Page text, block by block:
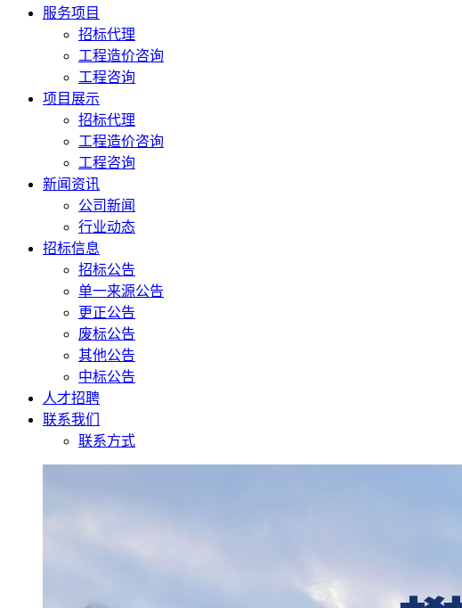
服务项目
招标代理
工程造价咨询
工程咨询
项目展示
招标代理
工程造价咨询
工程咨询
新闻资讯
公司新闻
行业动态
招标信息
招标公告
单一来源公告
更正公告
废标公告
其他公告
中标公告
人才招聘
联系我们
联系方式